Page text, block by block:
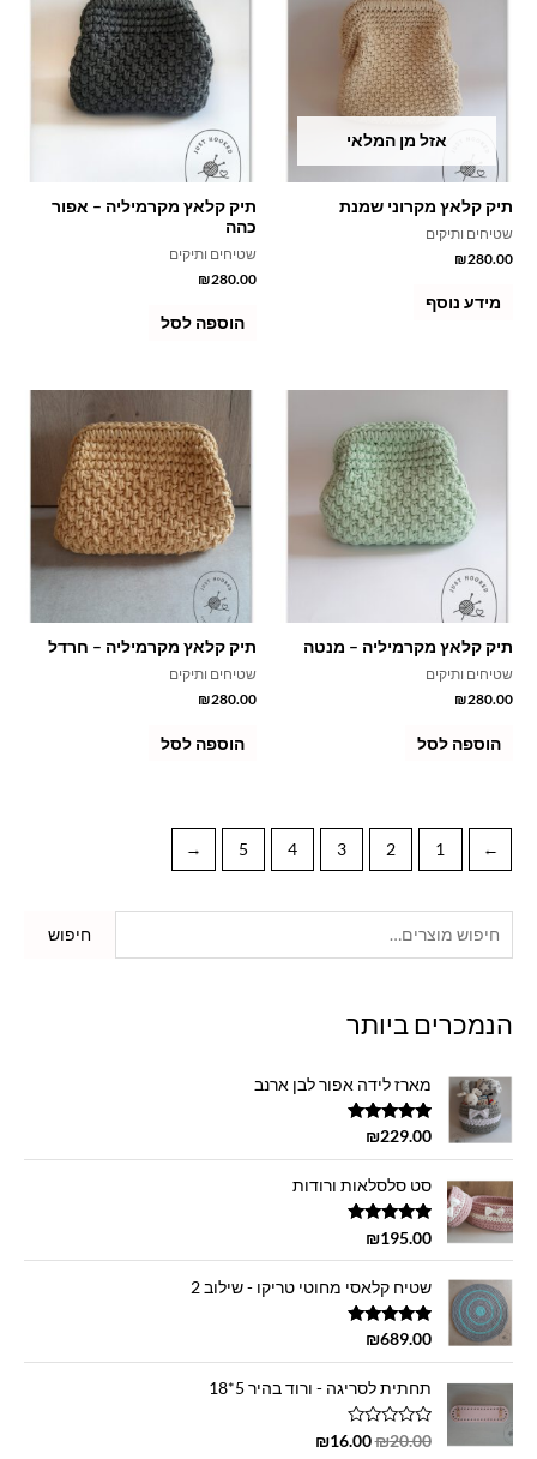
חיפוש
הנמכרים ביותר
מארז לידה אפור לבן ארנב
דורג5.00
₪229.00
סט סלסלאות ורודות
דורג5.00
₪195.00
שטיח קלאסי מחוטי טריקו - שילוב 2
דורג5.00
₪689.00
תחתית לסריגה - ורוד בהיר 5*18
ד
₪20.00
₪16.00
אזל מן המלאי
תיק קלאץ מקרוני שמנת
שטיחים ותיקים
₪280.00
מידע נוסף
תיק קלאץ מקרמיליה – אפור
כהה
שטיחים ותיקים
₪280.00
הוספה לסל
תיק קלאץ מקרמיליה – מנטה
שטיחים ותיקים
₪280.00
הוספה לסל
תיק קלאץ מקרמיליה – חרדל
שטיחים ותיקים
₪280.00
הוספה לסל
→
1
2
3
4
5
←